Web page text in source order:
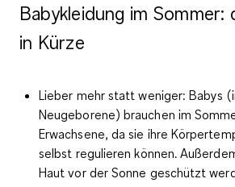
Babykleidung im
in Kürze
Lieber mehr statt weniger: Babys
Neugeborene) brauchen im
Erwachsene, da sie ihre
selbst regulieren können.
Haut vor der Sonne geschützt